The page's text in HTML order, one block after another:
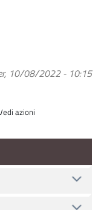
10/08/2022 - 10:15
azioni